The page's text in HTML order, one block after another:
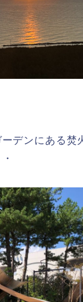
デンにある焚